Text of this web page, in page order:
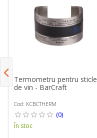
Termometru pentru sticle
de vin - BarCraft
Cod: KCBCTHERM
(0)
În stoc